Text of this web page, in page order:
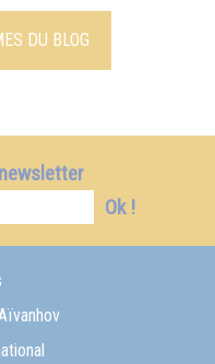
DU BLOG
Ok !